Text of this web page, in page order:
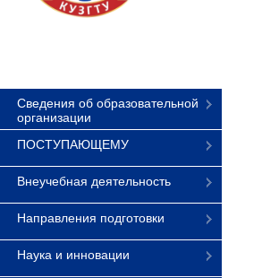
Сведения об образовательной
организации
ПОСТУПАЮЩЕМУ
Внеучебная деятельность
Направления подготовки
Наука и инновации